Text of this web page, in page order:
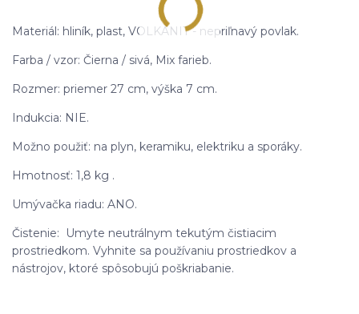
Materiál: hliník, plast, VOLKANIT - nepriľnavý povlak.
Farba / vzor: Čierna / sivá, Mix farieb.
Rozmer: priemer 27 cm, výška 7 cm.
Indukcia: NIE.
Možno použiť: na plyn, keramiku, elektriku a sporáky.
Hmotnosť: 1,8 kg .
Umývačka riadu: ANO.
Čistenie: Umyte neutrálnym tekutým čistiacim
prostriedkom. Vyhnite sa používaniu prostriedkov a
nástrojov, ktoré spôsobujú poškriabanie.